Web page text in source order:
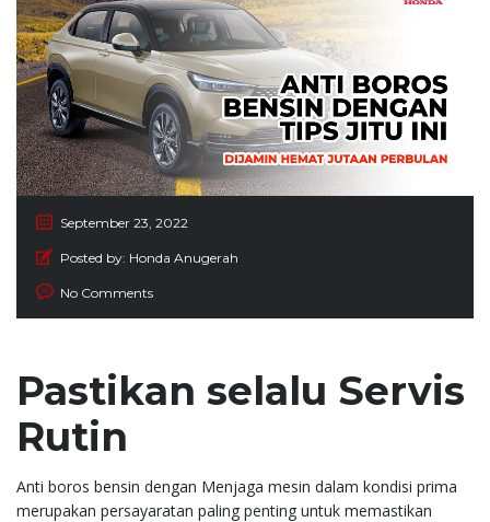
September 23, 2022
Posted by: Honda Anugerah
No Comments
Pastikan selalu Servis
Rutin
Anti boros bensin dengan Menjaga mesin dalam kondisi prima
merupakan persayaratan paling penting untuk memastikan